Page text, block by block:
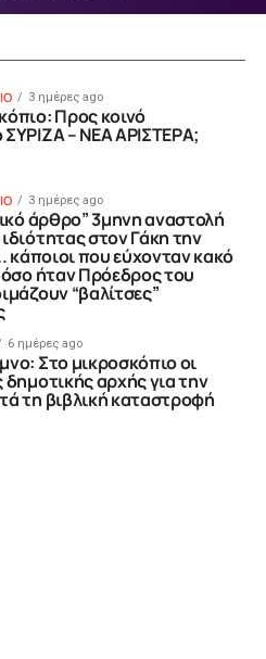
3 ημέρες ago
Προς κοινό
– ΝΕΑ ΑΡΙΣΤΕΡΑ;
3 ημέρες ago
άρθρο” 3μηνη αναστολή
στον Γάκη την
κάποιοι που εύχονταν κακό
ήταν Πρόεδρος του
“βαλίτσες”
6 ημέρες ago
Στο μικροσκόπιο οι
δημοτικής αρχής για την
τη βιβλική καταστροφή